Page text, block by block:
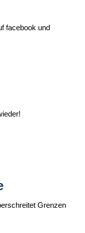
facebook und
Grenzen